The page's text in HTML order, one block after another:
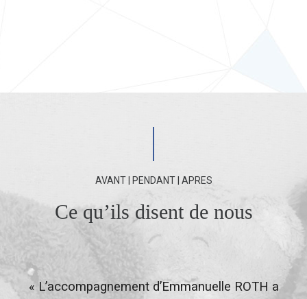
AVANT | PENDANT | APRES
Ce qu’ils disent de nous
« L’accompagnement d’Emmanuelle ROTH a